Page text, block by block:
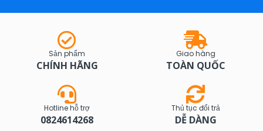
Sản phẩm
CHÍNH HÃNG
Giao hàng
TOÀN QUỐC
Hotline hỗ trợ
0824614268
Thủ tục đổi trả
DỄ DÀNG